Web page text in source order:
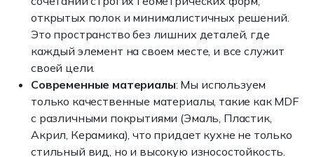
открытых полок и минималистичных решений.
Это пространство без лишних деталей, где
каждый элемент на своем месте, и все служит
своей цели.
Современные материалы: Мы используем
только качественные материалы, такие как MDF
с различными покрытиями (Эмаль, Пластик,
Акрил, Керамика), что придает кухне не только
стильный вид, но и высокую износостойкость.